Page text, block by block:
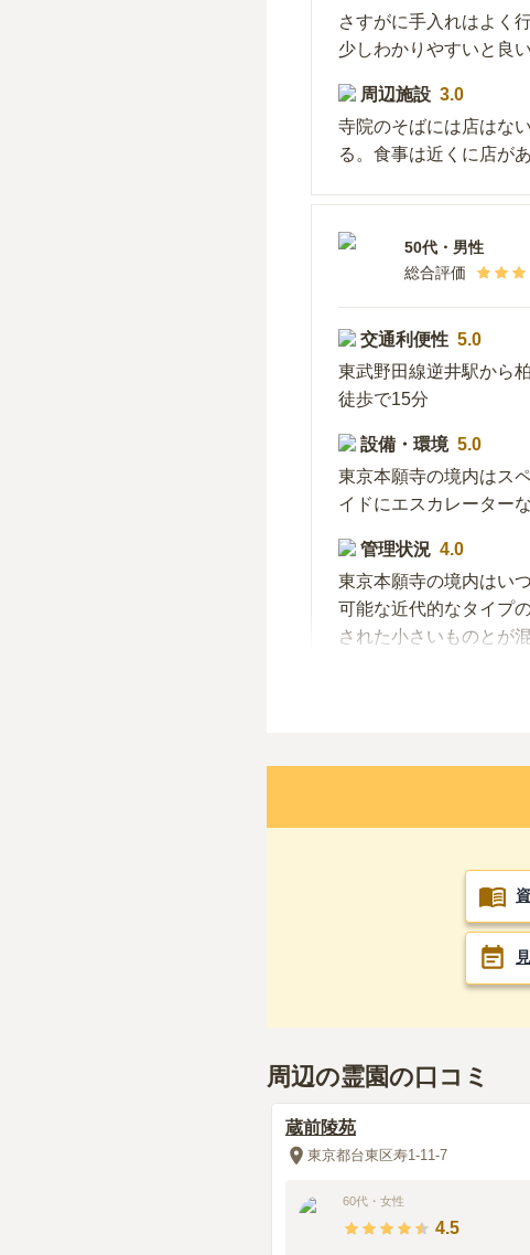
さすがに手入れはよく
少しわかりやすいと良
周辺施設 3.0
寺院のそばには店はな
る。食事は近くに店があ
50代 ・ 男性
総合評価
交通利便性 5.0
東武野田線逆井駅から
徒歩で15分
設備・環境 5.0
東京本願寺の境内はス
イドにエスカレーター
管理状況 4.0
東京本願寺の境内はい
可能な近代的なタイプ
された小さいものとが
30代・男性
4.0
自宅から自転車で20分
では15分くらい。交
設備・環境 4.0
墓に行くまでには段差
で便利。たわしや桶な
大きなお寺なので管理
かっている。さびれた
周辺施設
周辺の霊園の口コミ
蔵前陵苑
東京都台東区寿1-11-7
60代 ・ 女性
4.5